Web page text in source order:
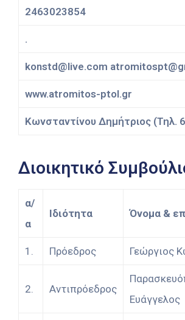
2463023854
.
konstd@live.com
www.atromitos-ptol.gr
Κωνσταντίνου Δημήτριος (Τηλ.
Διοικητικό
α/
α
Ιδιότητα Όνομα &
1. Πρόεδρος Γεώργιος
2. Αντιπρόεδρος
Ευάγγελος